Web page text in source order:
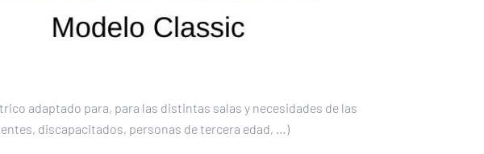
adaptado para, para las distintas salas y necesidades de las
discapacitados, personas de tercera edad, …)